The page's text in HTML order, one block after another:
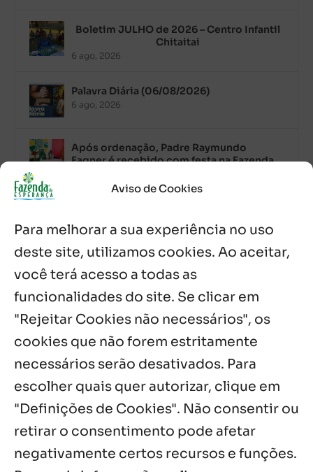
Aviso de Cookies
Para melhorar a sua experiência no uso
deste site, utilizamos cookies. Ao aceitar,
você terá acesso a todas as
funcionalidades do site. Se clicar em
"Rejeitar Cookies não necessários", os
cookies que não forem estritamente
necessários serão desativados. Para
escolher quais quer autorizar, clique em
"Definições de Cookies". Não consentir ou
retirar o consentimento pode afetar
negativamente certos recursos e funções.
Boletim JULHO de 2026 – Centro Infantil
Chitaitai
6 ago, 2026
Palavra Diária (06/08/2026)
6 ago, 2026
Após ordenação, Padre Raymundo
Fagner é recebido com festa na Fazenda
5 ago, 2026
Fazenda Dom Mário comemora 5 anos
com testemunhos e missa em São
Cristóvão
5 ago, 2026
Palavra Diária (05/08/2026)
Notícias por Categoria
Próximos Eventos